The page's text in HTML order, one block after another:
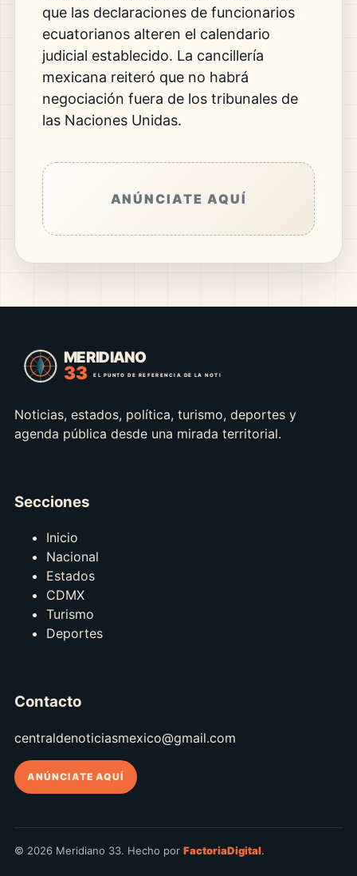
que las declaraciones de funcionarios
ecuatorianos alteren el calendario
judicial establecido. La cancillería
mexicana reiteró que no habrá
negociación fuera de los tribunales de
las Naciones Unidas.
ANÚNCIATE AQUÍ
Noticias, estados, política, turismo, deportes y
agenda pública desde una mirada territorial.
Secciones
Inicio
Nacional
Estados
CDMX
Turismo
Deportes
Contacto
centraldenoticiasmexico@gmail.com
ANÚNCIATE AQUÍ
© 2026 Meridiano 33. Hecho por FactoriaDigital.